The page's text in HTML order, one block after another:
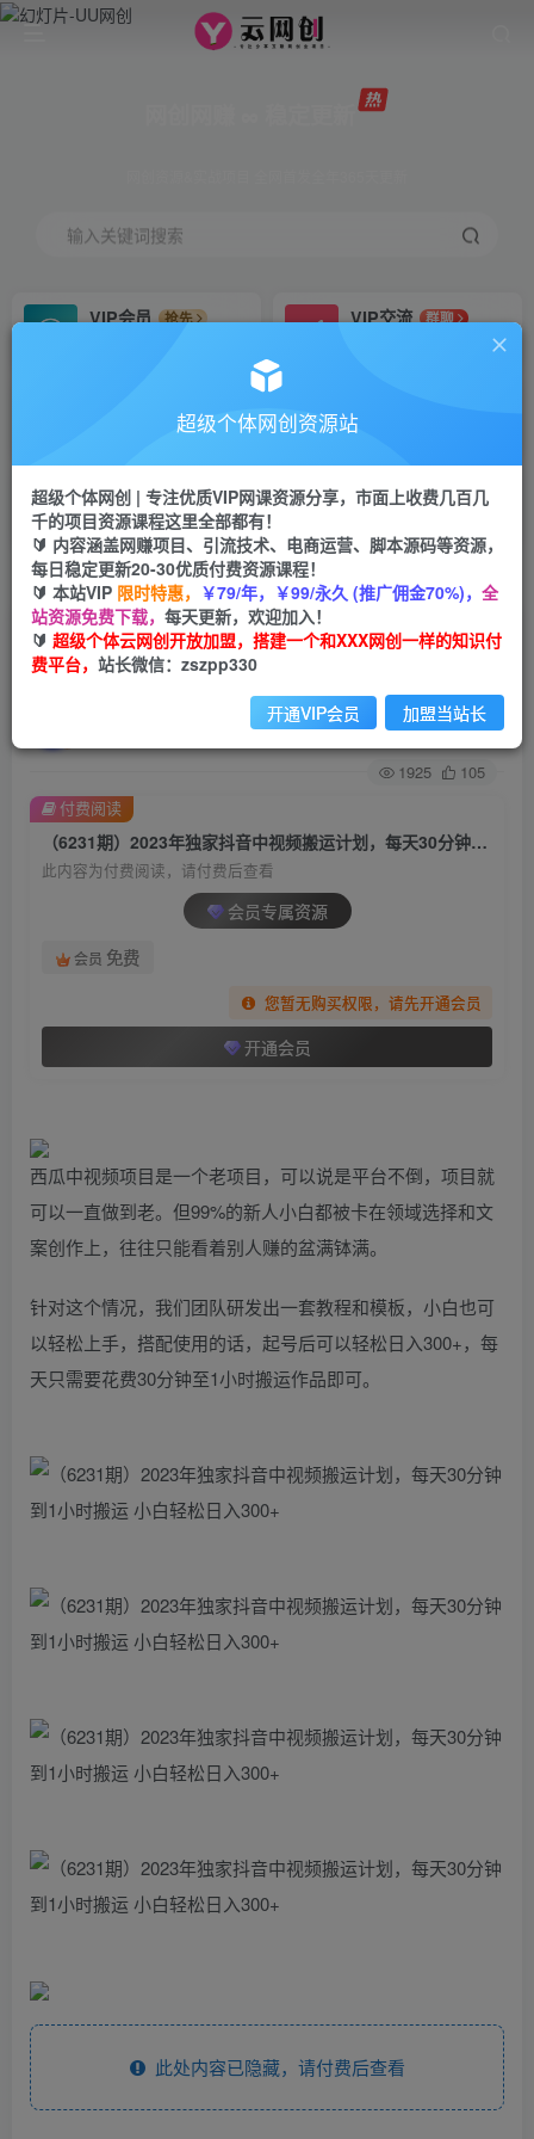
输入关键词搜索
VIP会员
抢先
VIP交流
群聊
研究探讨更多创业项目路子。
会员专属推广链接
招募站长
挂机
项目
脚本卡密
APP下载
GO
首页 创业课程 会员专属 正文
（6231期）2023年独家抖音中视频搬运计划，每
天30分钟到1小时搬运 小白轻松日入300+
关注 私信
1925 105
（6231期）2023年独家抖音中视频搬运计划，每天30分钟到1小时搬运 小白轻松日入300+
此内容为付费阅读，请付费后查看
会员专属资源
会员 免费
您暂无购买权限，请先开通会员
开通会员
付费阅读
西瓜中视频项目是一个老项目，可以说是平台不倒，项目就
可以一直做到老。但99%的新人小白都被卡在领域选择和文
案创作上，往往只能看着别人赚的盆满钵满。
针对这个情况，我们团队研发出一套教程和模板，小白也可
以轻松上手，搭配使用的话，起号后可以轻松日入300+，每
天只需要花费30分钟至1小时搬运作品即可。
此处内容已隐藏，请付费后查看
超级个体网创资源站
超级个体网创 | 专注优质VIP网课资源分享，市面上收费几百几
千的项目资源课程这里全部都有！
🔰 内容涵盖网赚项目、引流技术、电商运营、脚本源码等资源，
每日稳定更新20-30优质付费资源课程！
🔰 本站VIP 限时特惠， ￥79/年，￥99/永久 (推广佣金70%)， 全
站资源免费下载， 每天更新，欢迎加入！
🔰 超级个体云网创开放加盟，搭建一个和XXX网创一样的知识付
费平台， 站长微信：zszpp330
开通VIP会员 加盟当站长